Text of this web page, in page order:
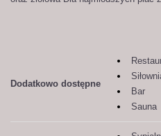
Dodatkowo dostępne
Bar
Sauna